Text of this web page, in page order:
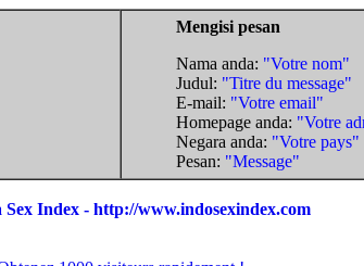
Mengisi pesan
Nama anda: "Votre nom"
Judul: "Titre du message"
E-mail: "Votre email"
Homepage anda: "Votre
Negara anda: "Votre pays"
Pesan: "Message"
Sex Index - http://www.indosexindex.com